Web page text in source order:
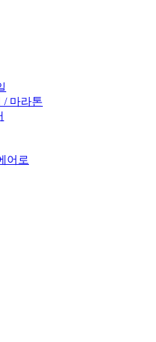
/ 마라톤
어로